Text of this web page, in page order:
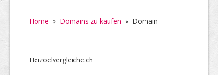
Home » Domains zu kaufen » Domain
Heizoelvergleiche.ch